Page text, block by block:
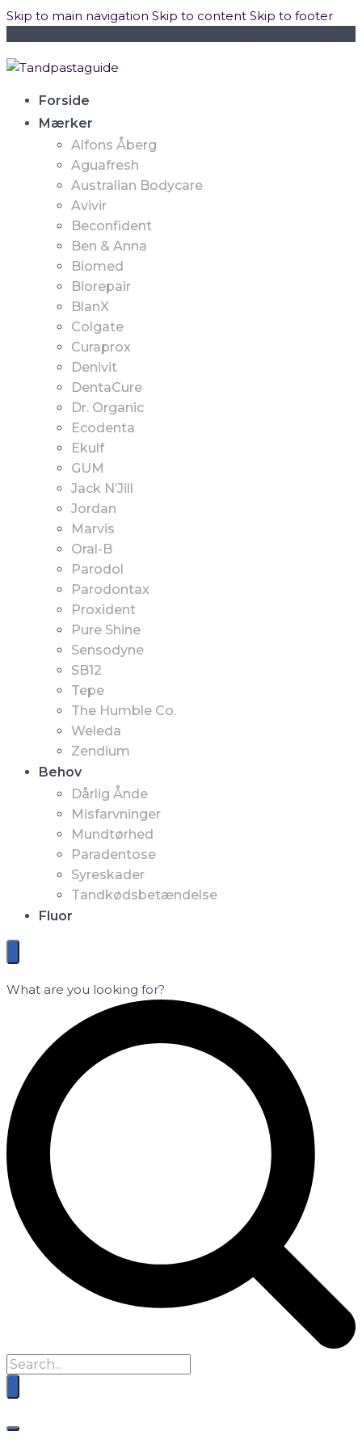
Skip to main navigation Skip to content Skip to footer
Forside
Mærker
Alfons Åberg
Aguafresh
Australian Bodycare
Avivir
Beconfident
Ben & Anna
Biomed
Biorepair
BlanX
Colgate
Curaprox
Denivit
DentaCure
Dr. Organic
Ecodenta
Ekulf
GUM
Jack N’Jill
Jordan
Marvis
Oral-B
Parodol
Parodontax
Proxident
Pure Shine
Sensodyne
SB12
Tepe
The Humble Co.
Weleda
Zendium
Behov
Dårlig Ånde
Misfarvninger
Mundtørhed
Paradentose
Syreskader
Tandkødsbetændelse
Fluor
What are you looking for?